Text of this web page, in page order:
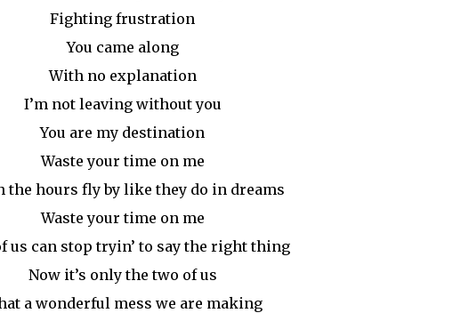
Fighting frustration
You came along
With no explanation
I’m not leaving without you
You are my destination
Waste your time on me
the hours fly by like they do in dreams
Waste your time on me
us can stop tryin’ to say the right thing
Now it’s only the two of us
a wonderful mess we are making